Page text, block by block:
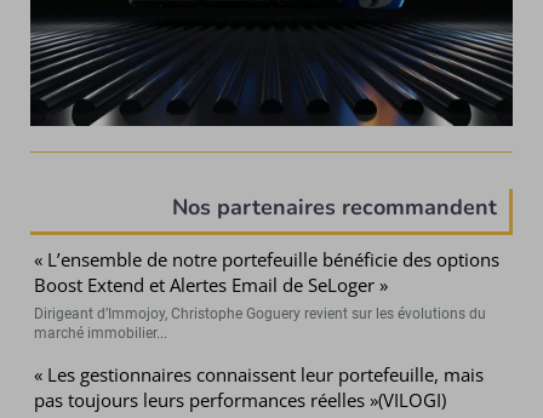
Nos partenaires recommandent
« L’ensemble de notre portefeuille bénéficie des options
Boost Extend et Alertes Email de SeLoger »
Dirigeant d’Immojoy, Christophe Goguery revient sur les évolutions du
marché immobilier...
« Les gestionnaires connaissent leur portefeuille, mais
pas toujours leurs performances réelles »(VILOGI)